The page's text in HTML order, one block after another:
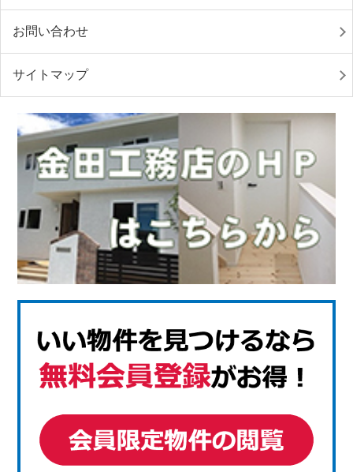
お問い合わせ
サイトマップ